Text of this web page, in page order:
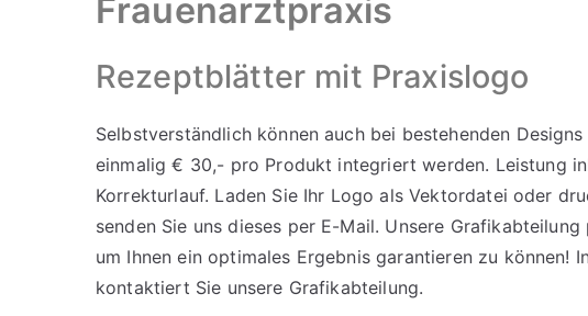
Frauenarztpraxis
Rezeptblätter mit Praxislogo
Selbstverständlich können auch bei bestehenden
einmalig € 30,- pro Produkt integriert werden. Leistung
Korrekturlauf. Laden Sie Ihr Logo als Vektordatei oder
senden Sie uns dieses per E-Mail. Unsere
um Ihnen ein optimales Ergebnis garantieren zu können!
kontaktiert Sie unsere Grafikabteilung.